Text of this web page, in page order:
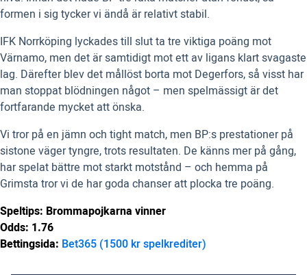
formen i sig tycker vi ändå är relativt stabil.
IFK Norrköping lyckades till slut ta tre viktiga poäng mot
Värnamo, men det är samtidigt mot ett av ligans klart svagaste
lag. Därefter blev det mållöst borta mot Degerfors, så visst har
man stoppat blödningen något – men spelmässigt är det
fortfarande mycket att önska.
Vi tror på en jämn och tight match, men BP:s prestationer på
sistone väger tyngre, trots resultaten. De känns mer på gång,
har spelat bättre mot starkt motstånd – och hemma på
Grimsta tror vi de har goda chanser att plocka tre poäng.
Speltips: Brommapojkarna vinner
Odds: 1.76
Bettingsida: Bet365 (1500 kr spelkrediter)